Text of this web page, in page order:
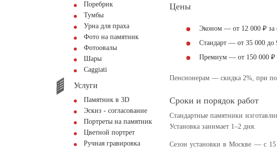
Поребрик
Тумбы
Урна для праха
Фото на памятник
Фотоовалы
Шары
Сaggiati
Услуги
Памятник в 3D
Эскиз - согласование
Портреты на памятник
Цветной портрет
Ручная гравировка
Цены
Эконом — от 12 000 ₽ за
Стандарт — от 35 000 до
Премиум — от 150 000 ₽
Пенсионерам — скидка 2%, при
Сроки и порядок работ
Стандартные памятники
Установка занимает 1–2 дня.
Сезон установки в Москве — с 15